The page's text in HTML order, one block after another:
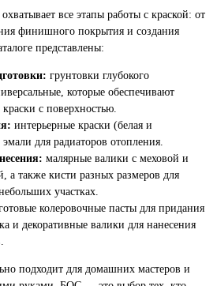
все этапы работы с краской: от
финишного покрытия и создания
представлены:
грунтовки глубокого
которые обеспечивают
с поверхностью.
интерьерные краски (белая и
для радиаторов отопления.
малярные валики с меховой и
а также кисти разных размеров для
участках.
колеровочные пасты для придания
и декоративные валики для нанесения
подходит для домашних мастеров и